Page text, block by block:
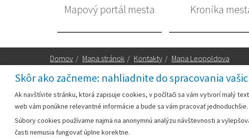
Skôr ako začneme: nahliadnite do spracovania
Ak navštívite stránku, ktorá zapisuje cookies, v počítači sa vám vytvorí malý
web vám ponúkne relevantné informácie a bude sa vám pracovať jednoduchšie.
Súbory cookies používame najmä na anonymnú analýzu návštevnosti a
časti nemusia fungovať úplne korektne.
Mapový portál mesta Kronika
Domov / Mapa stránok / Kontakty / Mapa Leopoldova
Mestský úrad Leopoldov
Hlohovská cesta 1818/2A